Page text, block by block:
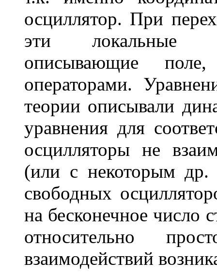
осциллятор. При
эти локальные
описывающие
операторами.
теории описывали
уравнения для
осцилляторы не
(или с некоторым др.
свободных
на бесконечное число
относительно
взаимодействий